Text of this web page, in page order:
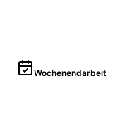
Wochenendarbeit